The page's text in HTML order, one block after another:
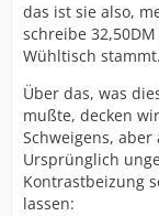
das ist sie also,
schreibe
Wühltisch stammt.
Über das, was
mußte, decken
Schweigens,
Ursprünglich
Kontrastbeizung
lassen: